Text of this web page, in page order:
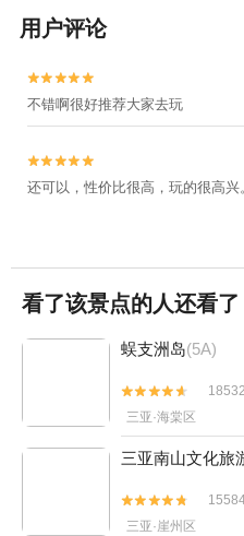
用户评论


不错啊很好推荐大家去玩


还可以，性价比很高，玩的很高兴
看了该景点的人还看了
蜈支洲岛(5A)


三亚·海棠区
三亚南山文化旅


三亚·崖州区